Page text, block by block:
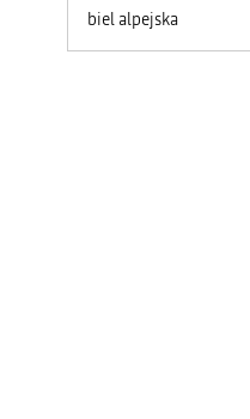
biel alpejska